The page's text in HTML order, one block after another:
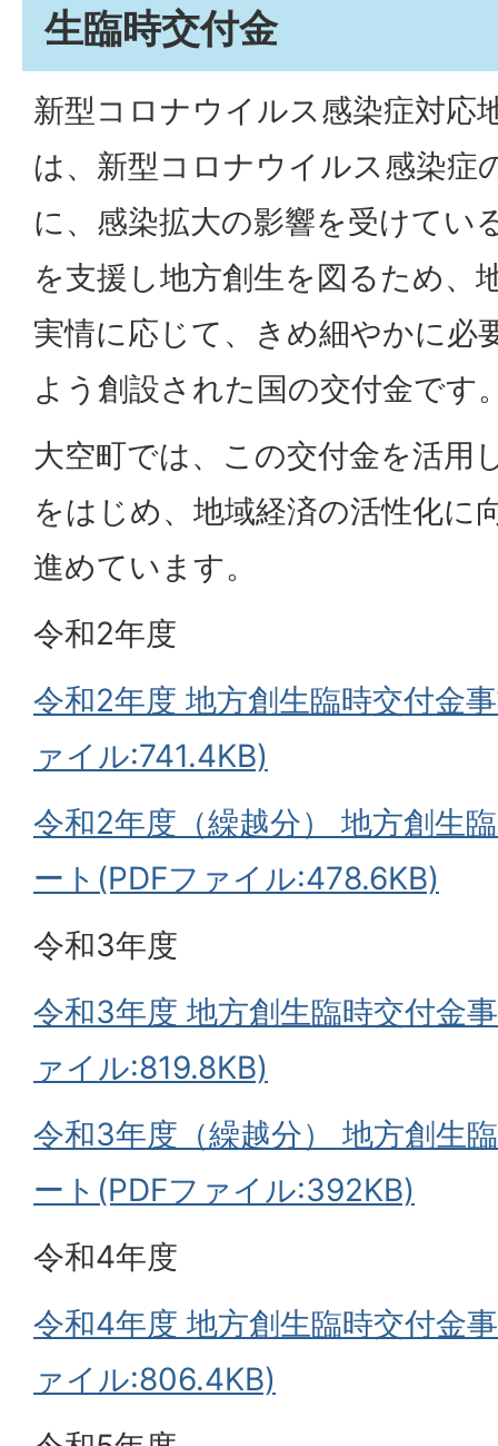
生臨時交付金
新型コロナウイルス感染症対応
は、新型コロナウイルス感染症
に、感染拡大の影響を受けてい
を支援し地方創生を図るため、
実情に応じて、きめ細やかに必
よう創設された国の交付金です
大空町では、この交付金を活用
をはじめ、地域経済の活性化に
進めています。
令和2年度
令和2年度 地方創生臨時交付金
ァイル:741.4KB)
令和2年度（繰越分） 地方創生
ート(PDFファイル:478.6KB)
令和3年度
令和3年度 地方創生臨時交付金
ァイル:819.8KB)
令和3年度（繰越分） 地方創生
ート(PDFファイル:392KB)
令和4年度
令和4年度 地方創生臨時交付金
ァイル:806.4KB)